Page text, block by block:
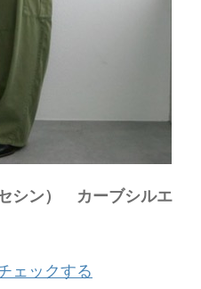
シン） カーブシルエ
ェックする